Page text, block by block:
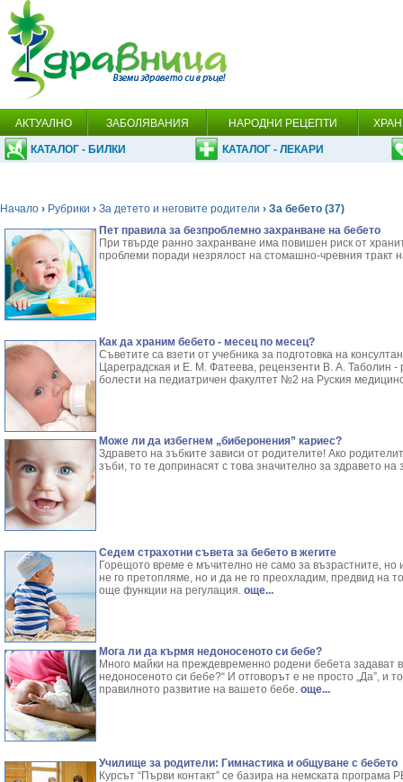
АКТУАЛНО ЗАБОЛЯВАНИЯ НАРОДНИ РЕЦЕПТИ
КАТАЛОГ - БИЛКИ КАТАЛОГ - ЛЕКАРИ
Начало › Рубрики › За детето и неговите родители › За бебето (37)
Пет правила за безпроблемно захранване на бебето
При твърде ранно захранване има повишен риск от
проблеми поради незрялост на стомашно-чревния тракт
Как да храним бебето - месец по месец?
Съветите са взети от учебника за подготовка на
Цареградская и Е. М. Фатеева, рецензенти В. А. Таболин -
болести на педиатричен факултет №2 на Руския
Може ли да избегнем „биберонения” кариес?
Здравето на зъбките зависи от родителите! Ако
зъби, то те допринасят с това значително за здравето на
Седем страхотни съвета за бебето в жегите
Горещото време е мъчително не само за възрастните, но
не го претопляме, но и да не го преохладим, предвид на
още функции на регулация. още...
Мога ли да кърмя недоносеното си бебе?
Много майки на преждевременно родени бебета задават
недоносеното си бебе?“ И отговорът е не просто „Да”, и
правилното развитие на вашето бебе. още...
Училище за родители: Гимнастика и общуване с бебето
Курсът “Първи контакт” се базира на немската програма